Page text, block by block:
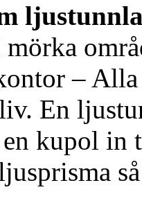
– Alla
En
kupol in